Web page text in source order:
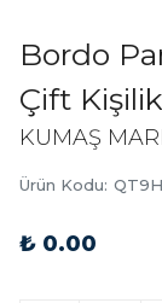
Bordo
Çift
KUMAŞ
Ürün Kodu:
₺ 0.00